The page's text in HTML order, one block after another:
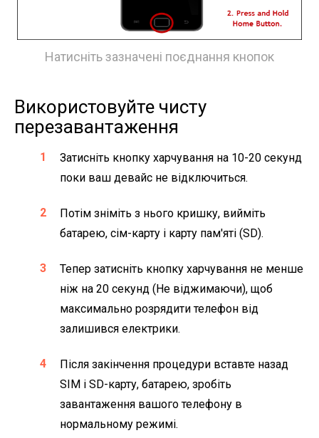
Натисніть зазначені поєднання кнопок
Використовуйте чисту
перезавантаження
Затисніть кнопку харчування на 10-20 секунд
поки ваш девайс не відключиться.
Потім зніміть з нього кришку, вийміть
батарею, сім-карту і карту пам'яті (SD).
Тепер затисніть кнопку харчування не менше
ніж на 20 секунд (Не віджимаючи), щоб
максимально розрядити телефон від
залишився електрики.
Після закінчення процедури вставте назад
SIM і SD-карту, батарею, зробіть
завантаження вашого телефону в
нормальному режимі.